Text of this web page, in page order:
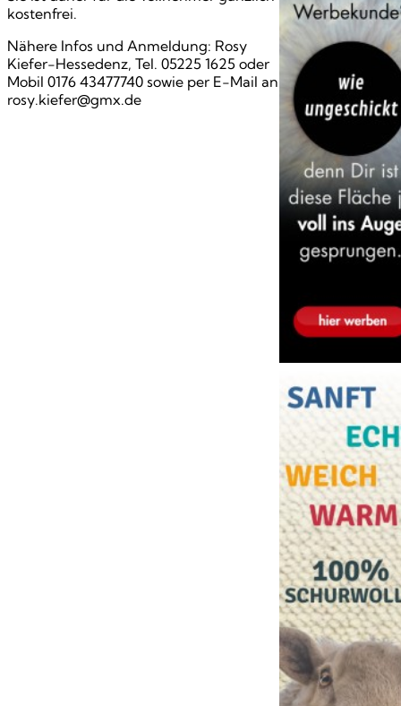
kostenfrei.
Nähere Infos und Anmeldung: Rosy
Kiefer-Hessedenz, Tel. 05225 1625 oder
Mobil 0176 43477740 sowie per E-Mail an
rosy.kiefer@gmx.de